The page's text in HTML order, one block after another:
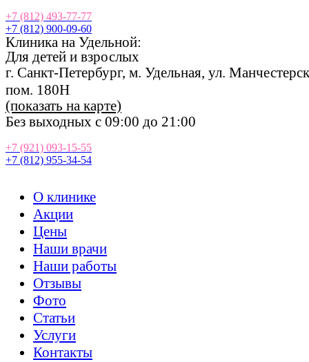
+7 (812) 493-77-77
+7 (812) 900-09-60
Клиника на Удельной:
Для детей и взрослых
г. Санкт-Петербург, м. Удельная, ул.
пом. 180Н
(показать на карте)
Без выходных с 09:00 до 21:00
+7 (921) 093-15-55
+7 (812) 955-34-54
О клинике
Акции
Цены
Наши врачи
Наши работы
Отзывы
Фото
Статьи
Услуги
Контакты